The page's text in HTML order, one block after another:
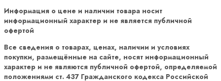
Информация о цене и наличии товара носит
информационный характер и не является публичной
офертой
Все сведения о товарах, ценах, наличии и условиях
покупки, размещённые на сайте, носят информационный
характер и не являются публичной офертой, определяемой
положениями ст. 437 Гражданского кодекса Российской